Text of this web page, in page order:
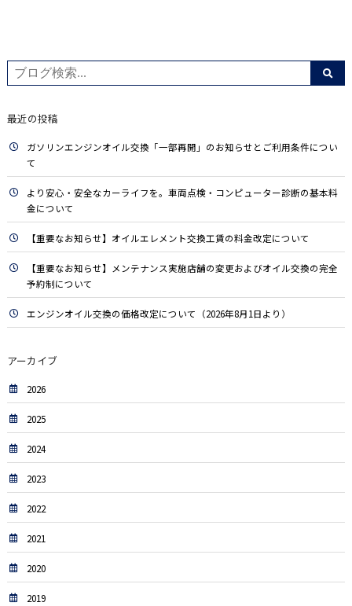
最近の投稿
ガソリンエンジンオイル交換「一部再開」のお知らせとご利用条件につい
て
より安心・安全なカーライフを。車両点検・コンピューター診断の基本料
金について
【重要なお知らせ】オイルエレメント交換工賃の料金改定について
【重要なお知らせ】メンテナンス実施店舗の変更およびオイル交換の完全
予約制について
エンジンオイル交換の価格改定について（2026年8月1日より）
アーカイブ
2026
2025
2024
2023
2022
2021
2020
2019